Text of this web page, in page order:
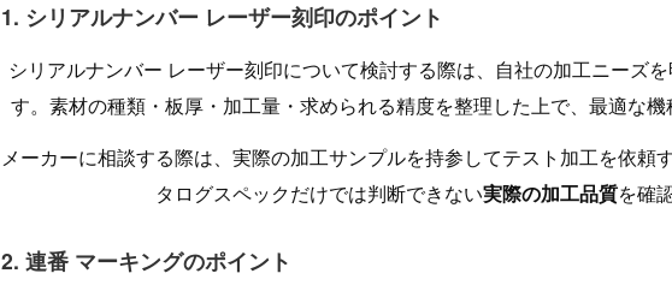
1. シリアルナンバー レーザー刻印のポイント
シリアルナンバー レーザー刻印について検討する際は、自社の加工ニーズ
す。素材の種類・板厚・加工量・求められる精度を整理した上で、最適な機
メーカーに相談する際は、実際の加工サンプルを持参してテスト加工を依頼
タログスペックだけでは判断できない実際の加工品質を確
2. 連番 マーキングのポイント